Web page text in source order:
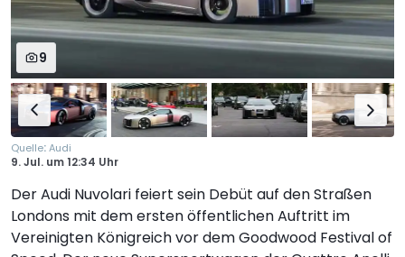
9
Quelle:Audi
9. Jul. um12:34 Uhr
Der Audi Nuvolari feiert sein Debüt auf den Straßen
Londons mit dem ersten öffentlichen Auftritt im
Vereinigten Königreich vor dem Goodwood Festival of